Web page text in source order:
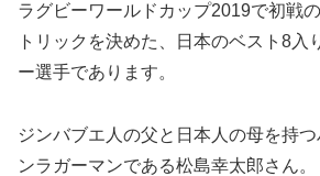
ラグビーワールドカップ2019で初戦
トリックを決めた、日本のベスト8入
ー選手であります。
ジンバブエ人の父と日本人の母を持
ンラガーマンである松島幸太郎さん。